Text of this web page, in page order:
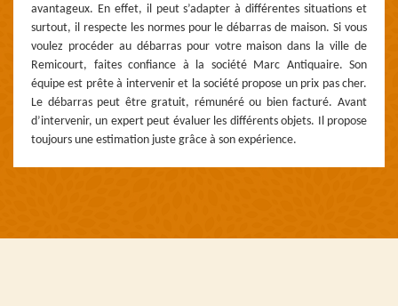
avantageux. En effet, il peut s’adapter à différentes situations et
surtout, il respecte les normes pour le débarras de maison. Si vous
voulez procéder au débarras pour votre maison dans la ville de
Remicourt, faites confiance à la société Marc Antiquaire. Son
équipe est prête à intervenir et la société propose un prix pas cher.
Le débarras peut être gratuit, rémunéré ou bien facturé. Avant
d’intervenir, un expert peut évaluer les différents objets. Il propose
toujours une estimation juste grâce à son expérience.